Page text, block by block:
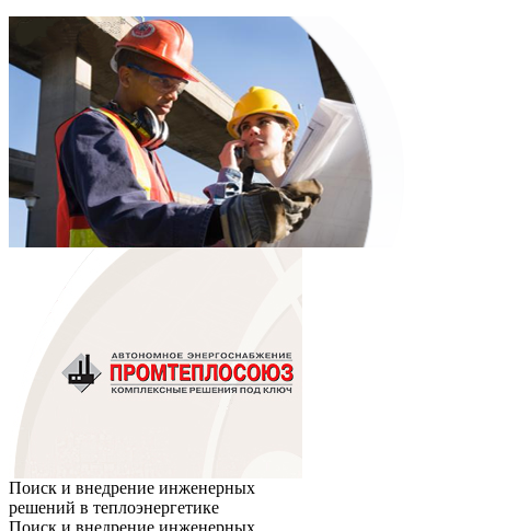
Поиск и внедрение инженерных
решений в теплоэнергетике
Поиск и внедрение инженерных